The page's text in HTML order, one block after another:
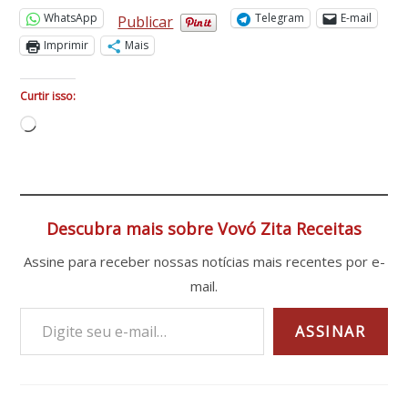
Mandioca
Fofinho
de
e
Coco
Ralado
WhatsApp Publicar Telegram
E-mail
Imprimir
Mais
Curtir isso:
Carregando...
Descubra mais sobre Vovó Zita Receitas
Assine para receber nossas notícias mais recentes por e-
mail.
Digite seu e-mail…
ASSINAR